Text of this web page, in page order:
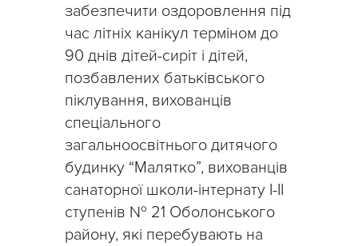
забезпечити оздоровлення під
час літніх канікул терміном до
90 днів дітей-сиріт і дітей,
позбавлених батьківського
піклування, вихованців
спеціального
загальноосвітнього дитячого
будинку “Малятко”, вихованців
санаторної школи-інтернату І-ІІ
ступенів № 21 Оболонського
району, які перебувають на